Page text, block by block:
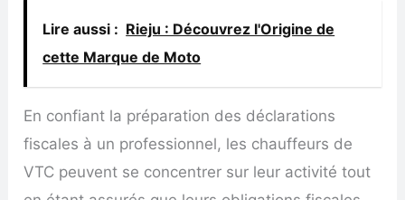
Lire aussi : Rieju : Découvrez l'Origine de
cette Marque de Moto
En confiant la préparation des déclarations
fiscales à un professionnel, les chauffeurs de
VTC peuvent se concentrer sur leur activité tout